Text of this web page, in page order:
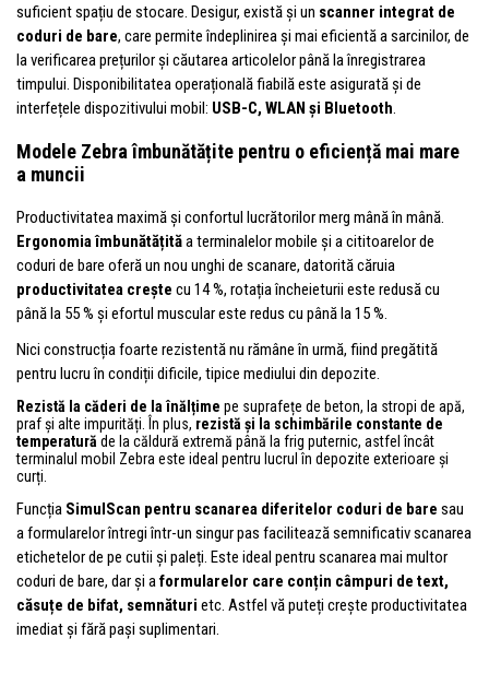
suficient spațiu de stocare. Desigur, există și un scanner integrat de
coduri de bare, care permite îndeplinirea și mai eficientă a sarcinilor, de
la verificarea prețurilor și căutarea articolelor până la înregistrarea
timpului. Disponibilitatea operațională fiabilă este asigurată și de
interfețele dispozitivului mobil: USB-C, WLAN și Bluetooth.
Modele Zebra îmbunătățite pentru o eficiență mai mare
a muncii
Productivitatea maximă și confortul lucrătorilor merg mână în mână.
Ergonomia îmbunătățităa terminalelor mobile și a cititoarelor de
coduri de bare oferă un nou unghi de scanare, datorită căruia
productivitatea crește cu 14 %, rotația încheieturii este redusă cu
până la 55 % și efortul muscular este redus cu până la 15 %.
Nici construcția foarte rezistentă nu rămâne în urmă, fiind pregătită
pentru lucru în condiții dificile, tipice mediului din depozite.
Rezistă la căderi de la înălțime pe suprafețe de beton, la stropi de apă,
praf și alte impurități. În plus, rezistă și la schimbările constante de
temperatură de la căldură extremă până la frig puternic, astfel încât
terminalul mobil Zebra este ideal pentru lucrul în depozite exterioare și
curți.
Funcția SimulScan pentru scanarea diferitelor coduri de bare sau
a formularelor întregi într-un singur pas facilitează semnificativ scanarea
etichetelor de pe cutii și paleți. Este ideal pentru scanarea mai multor
coduri de bare, dar și aformularelor care conțin câmpuri de text,
căsuțe de bifat, semnături etc. Astfel vă puteți crește productivitatea
imediat și fără pași suplimentari.